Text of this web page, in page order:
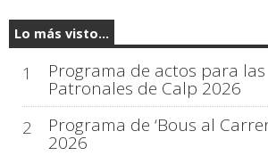
Lo más visto...
1 Programa de actos para las
Patronales de Calp 2026
2
Programa de ‘Bous al
2026